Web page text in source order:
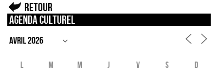
Retour
Agenda culturel
L M M J V S D